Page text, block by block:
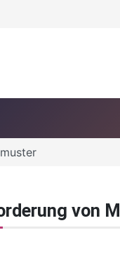
von